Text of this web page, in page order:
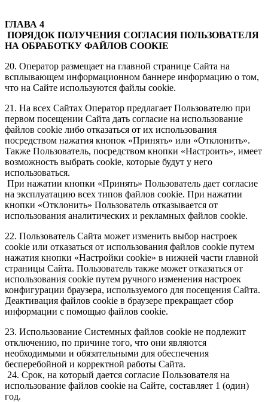
ГЛАВА 4
ПОРЯДОК ПОЛУЧЕНИЯ СОГЛАСИЯ ПОЛЬЗОВАТЕЛЯ
НА ОБРАБОТКУ ФАЙЛОВ COOKIE
20. Оператор размещает на главной странице Сайта на
всплывающем информационном баннере информацию о том,
что на Сайте используются файлы cookie.
21. На всех Сайтах Оператор предлагает Пользователю при
первом посещении Сайта дать согласие на использование
файлов cookie либо отказаться от их использования
посредством нажатия кнопок «Принять» или «Отклонить».
Также Пользователь, посредством кнопки «Настроить», имеет
возможность выбрать cookie, которые будут у него
использоваться.
При нажатии кнопки «Принять» Пользователь дает согласие
на эксплуатацию всех типов файлов cookie. При нажатии
кнопки «Отклонить» Пользователь отказывается от
использования аналитических и рекламных файлов cookie.
22. Пользователь Сайта может изменить выбор настроек
cookie или отказаться от использования файлов cookie путем
нажатия кнопки «Настройки cookie» в нижней части главной
страницы Сайта. Пользователь также может отказаться от
использования cookie путем ручного изменения настроек
конфигурации браузера, используемого для посещения Сайта.
Деактивация файлов cookie в браузере прекращает сбор
информации с помощью файлов cookie.
23. Использование Системных файлов cookie не подлежит
отключению, по причине того, что они являются
необходимыми и обязательными для обеспечения
бесперебойной и корректной работы Сайта.
24. Срок, на который дается согласие Пользователя на
использование файлов cookie на Сайте, составляет 1 (один)
год.